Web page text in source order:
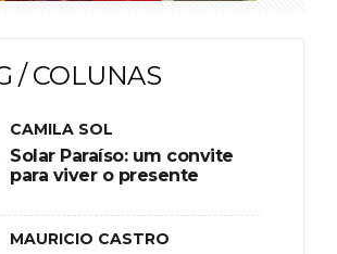
/ COLUNAS
CAMILA SOL
Solar Paraíso: um convite
para viver o presente
MAURICIO CASTRO